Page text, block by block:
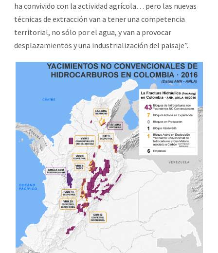
ha convivido con la actividad agrícola… pero las nuevas
técnicas de extracción van a tener una competencia
territorial, no sólo por el agua, y van a provocar
desplazamientos y una industrialización del paisaje”.